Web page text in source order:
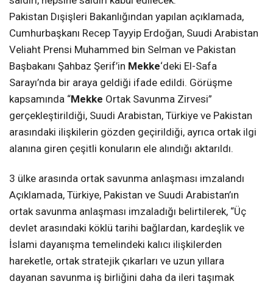
Pakistan Dışişleri Bakanlığından yapılan açıklamada,
Cumhurbaşkanı Recep Tayyip Erdoğan, Suudi Arabistan
Veliaht Prensi Muhammed bin Selman ve Pakistan
Başbakanı Şahbaz Şerif’in Mekke‘deki El-Safa
Sarayı’nda bir araya geldiği ifade edildi. Görüşme
kapsamında “Mekke Ortak Savunma Zirvesi”
gerçekleştirildiği, Suudi Arabistan, Türkiye ve Pakistan
arasındaki ilişkilerin gözden geçirildiği, ayrıca ortak ilgi
alanına giren çeşitli konuların ele alındığı aktarıldı.
3 ülke arasında ortak savunma anlaşması imzalandı
Açıklamada, Türkiye, Pakistan ve Suudi Arabistan’ın
ortak savunma anlaşması imzaladığı belirtilerek, “Üç
devlet arasındaki köklü tarihi bağlardan, kardeşlik ve
İslami dayanışma temelindeki kalıcı ilişkilerden
hareketle, ortak stratejik çıkarları ve uzun yıllara
dayanan savunma iş birliğini daha da ileri taşımak